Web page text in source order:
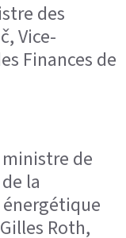
des
Vice-
Finances de
ministre de
la
Roth,